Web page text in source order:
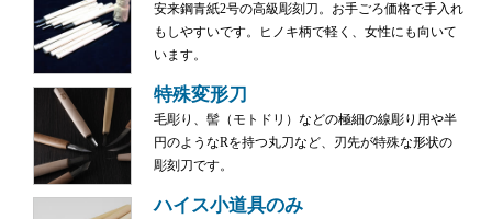
安来鋼青紙2号の高級彫刻刀。お手ごろ価格で手入れ
もしやすいです。ヒノキ柄で軽く、女性にも向いて
います。
特殊変形刀
毛彫り、髻（モトドリ）などの極細の線彫り用や半
円のようなRを持つ丸刀など、刃先が特殊な形状の
彫刻刀です。
ハイス小道具のみ